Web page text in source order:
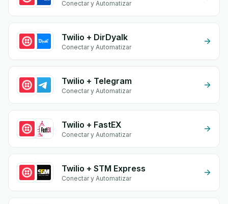
Conectar y Automatizar
Twilio + DirDyalk
Conectar y Automatizar
Twilio + Telegram
Conectar y Automatizar
Twilio + FastEX
Conectar y Automatizar
Twilio + STM Express
Conectar y Automatizar